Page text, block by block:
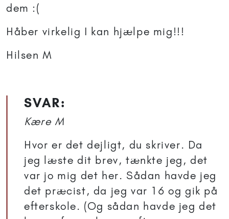
dem :(
Håber virkelig I kan hjælpe mig!!!
Hilsen M
SVAR:
Kære M
Hvor er det dejligt, du skriver. Da
jeg læste dit brev, tænkte jeg, det
var jo mig det her. Sådan havde jeg
det præcist, da jeg var 16 og gik på
efterskole. (Og sådan havde jeg det